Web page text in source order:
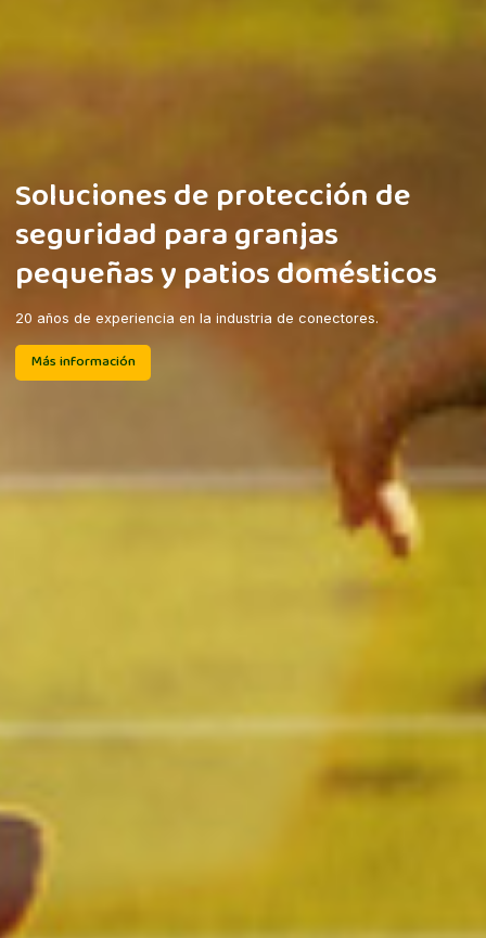
Los mejores energizantes para
granjas pequeñas y jardines
domésticos.
0,5 J / 1 J / 2 J / 3,5 J / 4,8 J / 6 J / 8 J / 10 J / 12 J
Más información